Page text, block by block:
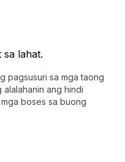
sa lahat.
pagsusuri sa mga taong
ang hindi
boses sa buong